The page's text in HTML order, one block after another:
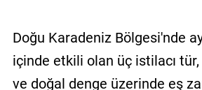
Doğu Karadeniz Bölgesi'nde
içinde etkili olan üç istilacı
ve doğal denge üzerinde eş